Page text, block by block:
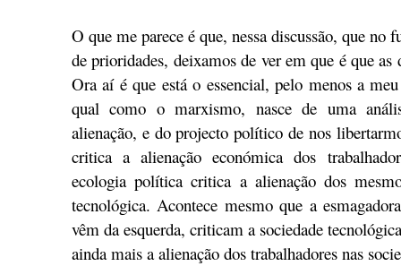
O que me parece é que, nessa discussão, que no
de prioridades, deixamos de ver em que é que
Ora aí é que está o essencial, pelo menos a
qual como o marxismo, nasce de uma
alienação, e do projecto político de nos
critica a alienação económica dos
ecologia política critica a alienação dos
tecnológica. Acontece mesmo que a
vêm da esquerda, criticam a sociedade
ainda mais a alienação dos trabalhadores nas